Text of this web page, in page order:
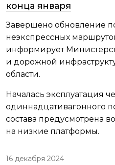
конца января
Завершено обновление
неэкспрессных
информирует
и дорожной
области.
Началась эксплуатация
одиннадцативагонного
состава предусмотрена
на низкие платформы.
16 декабря 2024